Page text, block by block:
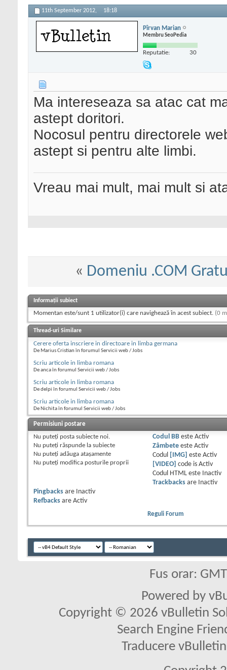
11th September 2012, 18:18
Pîrvan Marian
Membru SeoPedia
Reputatie: 30
Ma intereseaza sa atac cat
astept doritori.
Nocosul pentru directorele
astept si pentru alte limbi.
Vreau mai mult, mai mult si
« Domeniu .COM
Informații subiect
Momentan este/sunt 1 utilizator(i) care navighează în acest subiect. (0
Thread-uri Similare
Cerere oferta inscriere in directoare in limba germana
De Marius Cristian în forumul Servicii web / Jobs
Scriu articole in limba romana
De anca în forumul Servicii web / Jobs
Scriu articole in limba romana
De delpi în forumul Servicii web / Jobs
Scriu articole in limba romana
De Nichita în forumul Servicii web / Jobs
Permisiuni postare
Nu puteţi posta subiecte noi.
Nu puteţi răspunde la subiecte
Nu puteţi adăuga ataşamente
Nu puteţi modifica posturile proprii
Codul BBeste Activ
Zâmbeteeste Activ
Codul
[IMG] este Activ
[VIDEO]
code is Activ
Codul HTML este
Inactiv
Trackbacksare
Inactiv
Pingbacks are
Inactiv
Refbacks are Activ
Reguli Forum
Fus orar:
Powered by
Copyright © 2026 vBulletin
Search Engine
Traducere